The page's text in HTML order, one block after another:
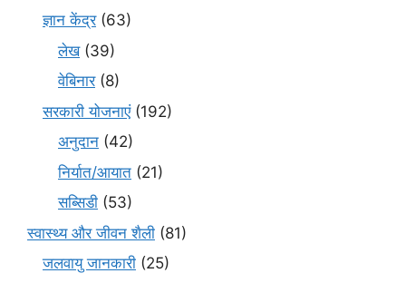
ज्ञान केंद्र(63)
लेख(39)
वेबिनार(8)
सरकारी योजनाएं(192)
अनुदान (42)
निर्यात/आयात (21)
सब्सिडी (53)
स्वास्थ्य और जीवन शैली (81)
जलवायु जानकारी (25)